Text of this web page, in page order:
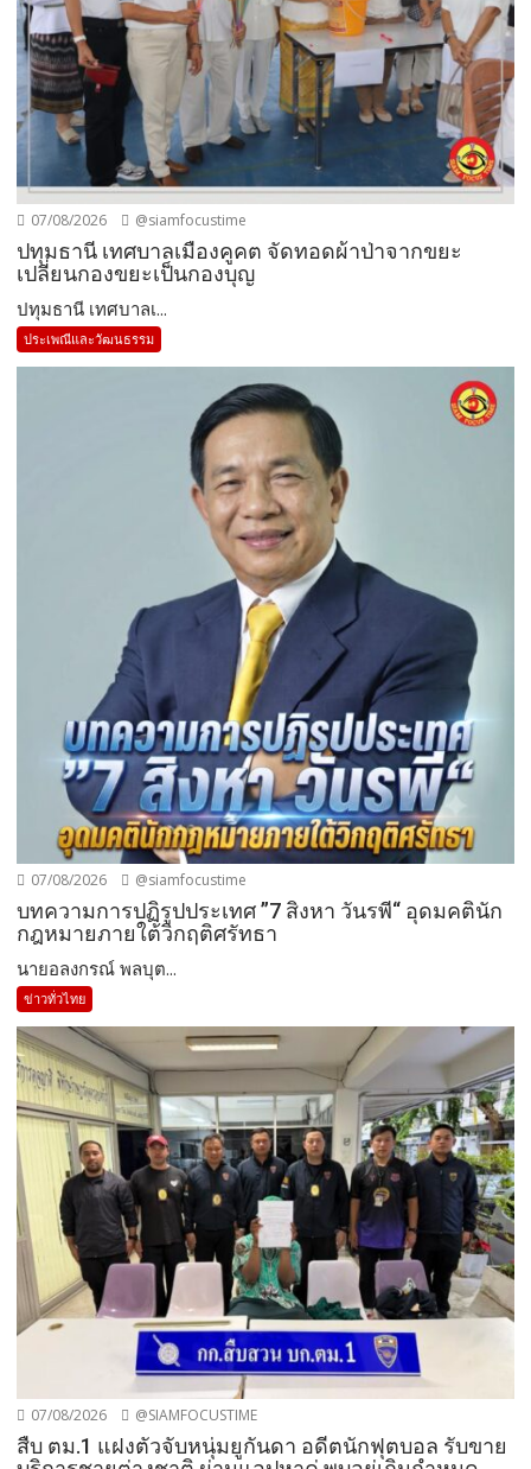
07/08/2026 @siamfocustime
ปทุมธานี เทศบาลเมืองคูคต จัดทอดผ้าป่าจากขยะ
เปลี่ยนกองขยะเป็นกองบุญ
ปทุมธานี เทศบาลเ...
ประเพณีและวัฒนธรรม
07/08/2026 @siamfocustime
บทความการปฏิรูปประเทศ ”7 สิงหา วันรพี“ อุดมคตินัก
กฎหมายภายใต้วิกฤติศรัทธา
นายอลงกรณ์ พลบุต...
ข่าวทั่วไทย
07/08/2026 @SIAMFOCUSTIME
สืบ ตม.1 แฝงตัวจับหนุ่มยูกันดา อดีตนักฟุตบอล รับขาย